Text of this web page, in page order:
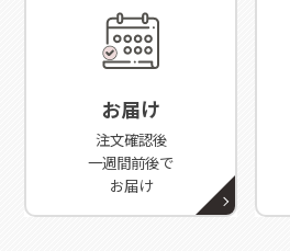
お届け
注文確認後
一週間前後で
お届け